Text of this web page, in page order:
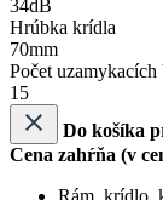
34dB
Hrúbka krídla
70mm
Počet uzamykacích
15
Do košíka
Cena zahŕňa (v
Rám, krídlo,